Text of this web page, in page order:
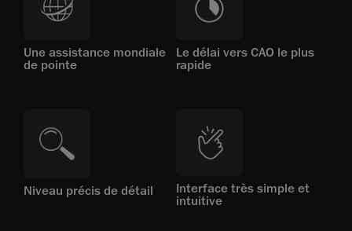
Une assistance mondiale
de pointe
Le délai vers CAO le plus
rapide
Niveau précis de détail
Interface très simple et
intuitive